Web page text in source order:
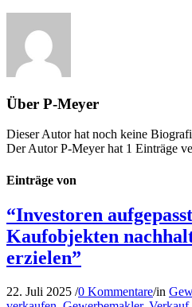
Über P-Meyer
Dieser Autor hat noch keine
Der AutorP-Meyerhat 1 Einträge
Einträge von
“Investoren
Kaufobjekten
erzielen”
22. Juli 2025 /0 Kommentare/in